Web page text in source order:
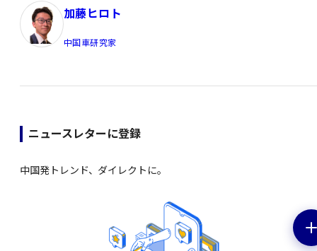
加藤ヒロト
中国車研究家
ニュースレターに登録
中国発トレンド、ダイレクトに。